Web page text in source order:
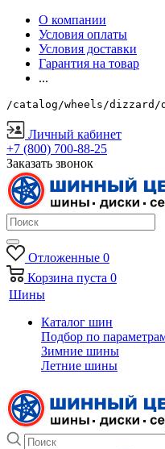
О компании
Условия оплаты
Условия доставки
Гарантия на товар
...
/catalog/wheels/
Личный кабинет
+7 (800) 700-88-25
Заказать звонок
Отложенные 0
Корзина пуста 0
Шины
Каталог шин
Подбор по
Зимние шины
Летние шины